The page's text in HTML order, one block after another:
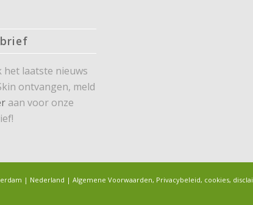
het laatste nieuws
ontvangen, meld
aan voor onze
| Nederland |Algemene Voorwaarden, Privacybeleid, cookies,